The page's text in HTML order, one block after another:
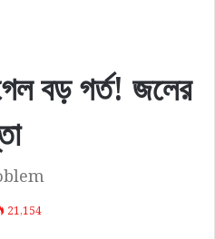
বড় গর্ত! জলের
21,154